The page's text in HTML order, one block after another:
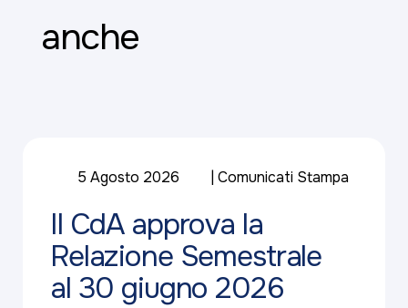
anche
5 Agosto 2026 Comunicati Stampa
Il CdA approva la
Relazione Semestrale
al 30 giugno 2026